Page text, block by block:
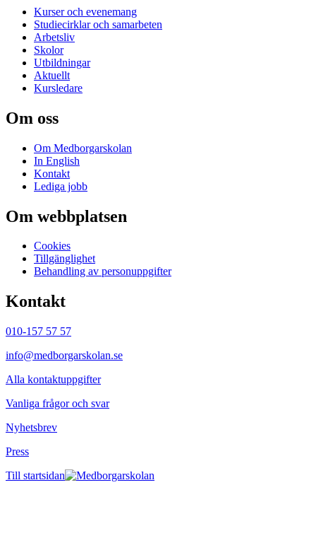
Kurser och evenemang
Studiecirklar och samarbeten
Arbetsliv
Skolor
Utbildningar
Aktuellt
Kursledare
Om oss
Om Medborgarskolan
In English
Kontakt
Lediga jobb
Om webbplatsen
Cookies
Tillgänglighet
Behandling av personuppgifter
Kontakt
010-157 57 57
info@medborgarskolan.se
Alla kontaktuppgifter
Vanliga frågor och svar
Nyhetsbrev
Press
Till startsidan